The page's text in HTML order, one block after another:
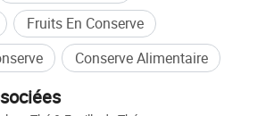
Fruits En Conserve
Conserve Alimentaire